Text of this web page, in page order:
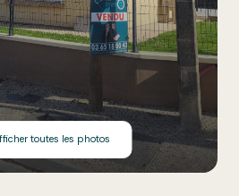
toutes les photos